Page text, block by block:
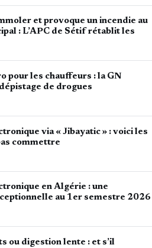
et provoque un incendie au
: L’APC de Sétif rétablit les
pour les chauffeurs : la GN
de drogues
via « Jibayatic » : voici les
commettre
en Algérie : une
au 1er semestre 2026
ou digestion lente : et s’il